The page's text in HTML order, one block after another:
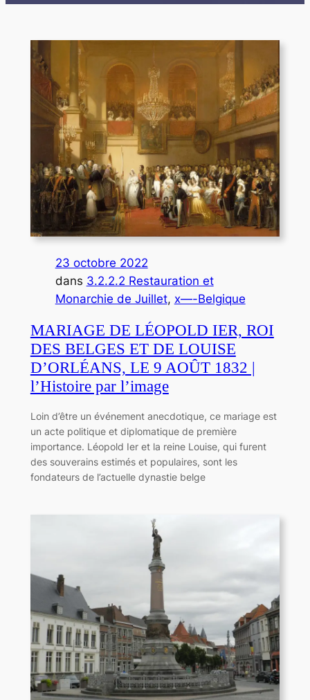
23 octobre 2022
dans 3.2.2.2 Restauration et
Monarchie de Juillet, x—-Belgique
MARIAGE DE LÉOPOLD IER, ROI
DES BELGES ET DE LOUISE
D’ORLÉANS, LE 9 AOÛT 1832 |
l’Histoire par l’image
Loin d’être un événement anecdotique, ce mariage est
un acte politique et diplomatique de première
importance. Léopold Ier et la reine Louise, qui furent
des souverains estimés et populaires, sont les
fondateurs de l’actuelle dynastie belge